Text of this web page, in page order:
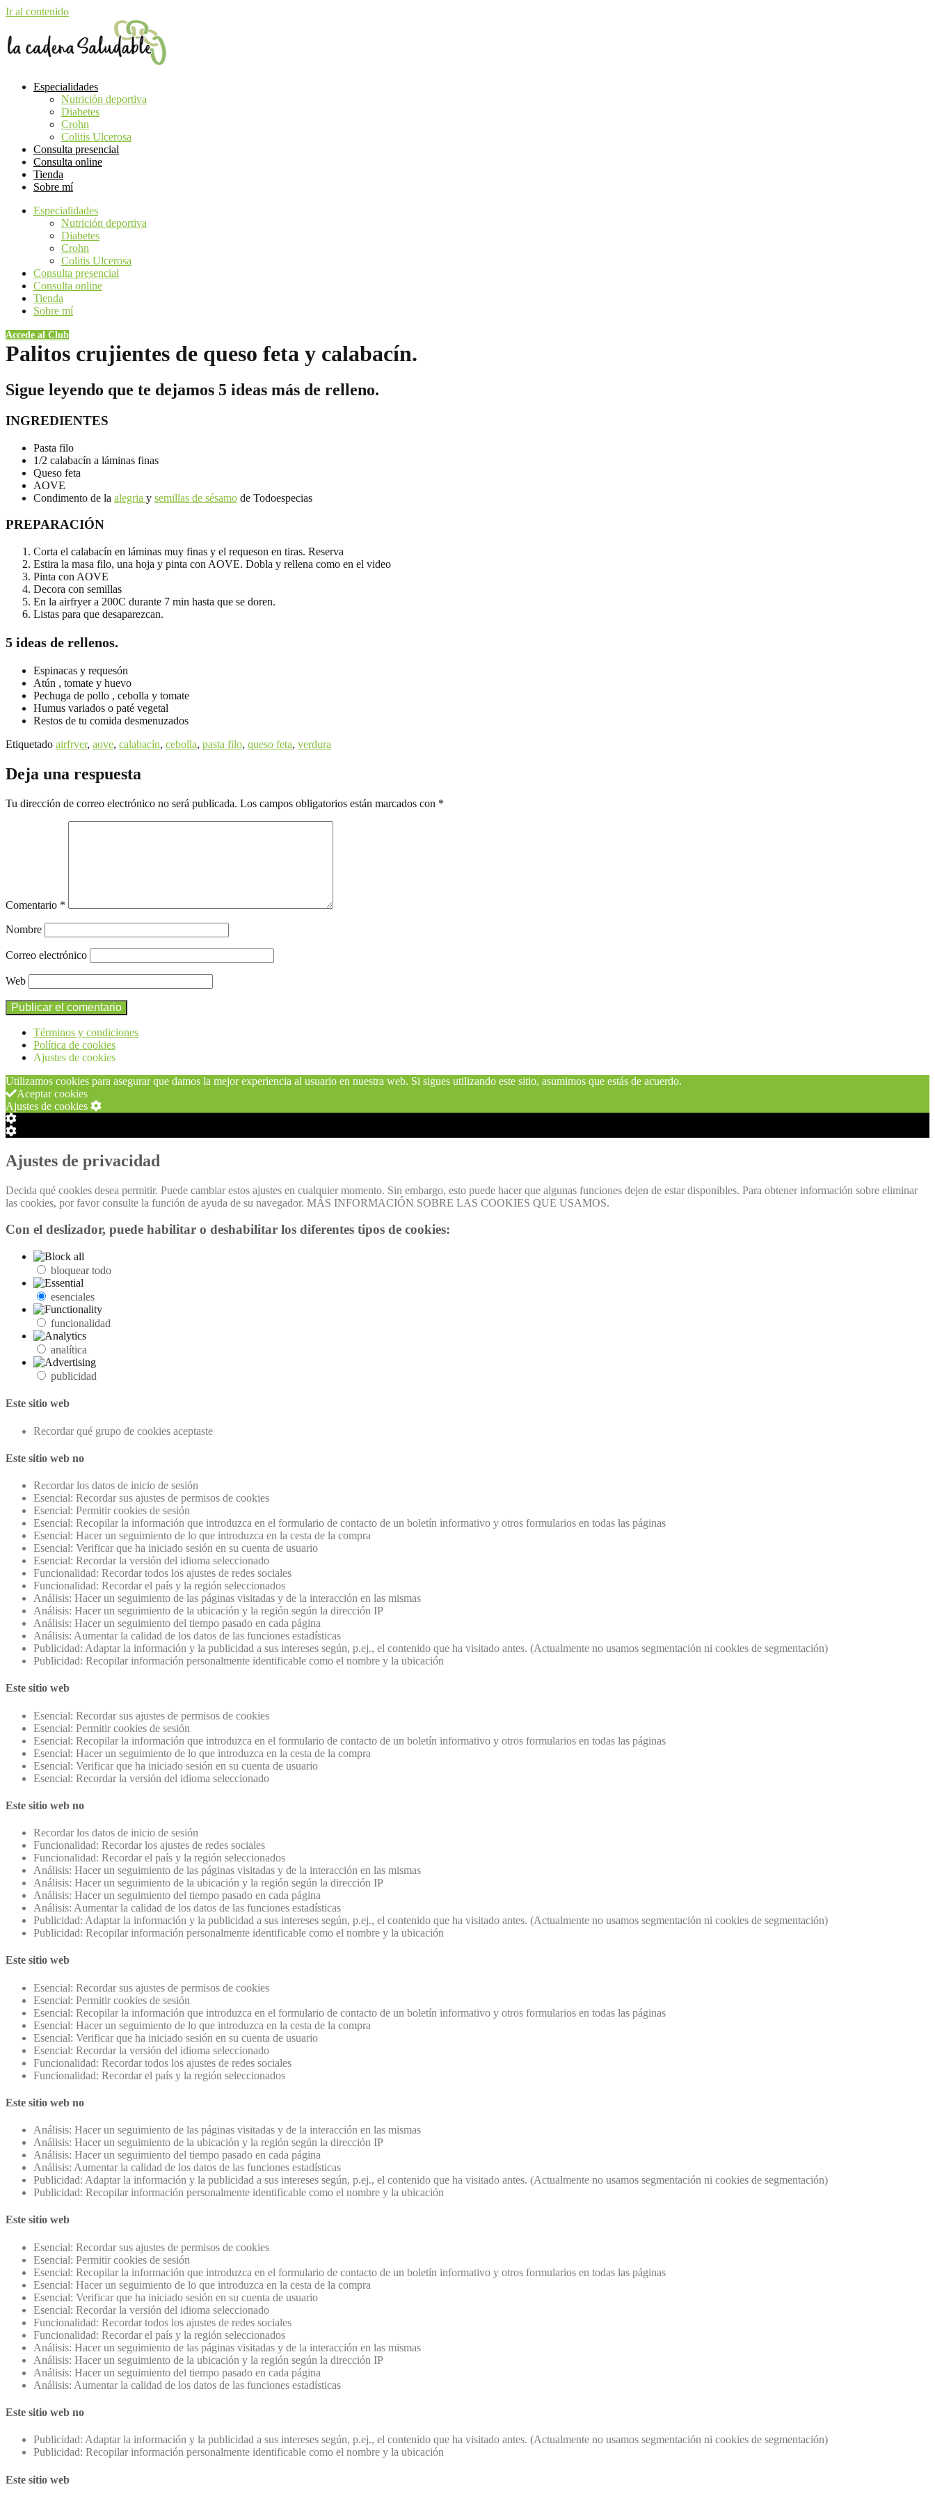
Ir al contenido
Especialidades
Nutrición deportiva
Diabetes
Crohn
Colitis Ulcerosa
Consulta presencial
Consulta online
Tienda
Sobre mí
Especialidades
Nutrición deportiva
Diabetes
Crohn
Colitis Ulcerosa
Consulta presencial
Consulta online
Tienda
Sobre mí
Accede al Club
Palitos crujientes de queso feta y calabacín.
Sigue leyendo que te dejamos 5 ideas más de relleno.
INGREDIENTES
Pasta filo
1/2 calabacín a láminas finas
Queso feta
AOVE
Condimento de la alegria y semillas de sésamo de Todoespecias
PREPARACIÓN
Corta el calabacín en láminas muy finas y el requeson en tiras. Reserva
Estira la masa filo, una hoja y pinta con AOVE. Dobla y rellena como en el video
Pinta con AOVE
Decora con semillas
En la airfryer a 200C durante 7 min hasta que se doren.
Listas para que desaparezcan.
5 ideas de rellenos.
Espinacas y requesón
Atún , tomate y huevo
Pechuga de pollo , cebolla y tomate
Humus variados o paté vegetal
Restos de tu comida desmenuzados
Etiquetado airfryer, aove, calabacín, cebolla, pasta filo, queso feta, verdura
Deja una respuesta
Tu dirección de correo electrónico no será publicada. Los campos obligatorios están marcados con *
Comentario *
Nombre
Correo electrónico
Web
Términos y condiciones
Política de cookies
Ajustes de cookies
Utilizamos cookies para asegurar que damos la mejor experiencia al usuario en nuestra web. Si sigues utilizando este sitio, asumimos que estás de acuerdo.
Aceptar cookies
Ajustes de cookies
Configuración
de
Box
Configuración
Cookie
Box
Ajustes de privacidad
Decida qué cookies desea permitir. Puede cambiar estos ajustes en cualquier momento. Sin embargo, esto puede hacer que algunas funciones dejen de estar disponibles. Para obtener información sobre eliminar
las cookies, por favor consulte la función de ayuda de su navegador. MÁS INFORMACIÓN SOBRE LAS COOKIES QUE USAMOS.
Con el deslizador, puede habilitar o deshabilitar los diferentes tipos de cookies:
bloquear todo
esenciales
funcionalidad
analítica
publicidad
Este sitio web
Recordar qué grupo de cookies aceptaste
Este sitio web no
Recordar los datos de inicio de sesión
Esencial: Recordar sus ajustes de permisos de cookies
Esencial: Permitir cookies de sesión
Esencial: Recopilar la información que introduzca en el formulario de contacto de un boletín informativo y otros formularios en todas las páginas
Esencial: Hacer un seguimiento de lo que introduzca en la cesta de la compra
Esencial: Verificar que ha iniciado sesión en su cuenta de usuario
Esencial: Recordar la versión del idioma seleccionado
Funcionalidad: Recordar todos los ajustes de redes sociales
Funcionalidad: Recordar el país y la región seleccionados
Análisis: Hacer un seguimiento de las páginas visitadas y de la interacción en las mismas
Análisis: Hacer un seguimiento de la ubicación y la región según la dirección IP
Análisis: Hacer un seguimiento del tiempo pasado en cada página
Análisis: Aumentar la calidad de los datos de las funciones estadísticas
Publicidad: Adaptar la información y la publicidad a sus intereses según, p.ej., el contenido que ha visitado antes. (Actualmente no usamos segmentación ni cookies de segmentación)
Publicidad: Recopilar información personalmente identificable como el nombre y la ubicación
Este sitio web
Esencial: Recordar sus ajustes de permisos de cookies
Esencial: Permitir cookies de sesión
Esencial: Recopilar la información que introduzca en el formulario de contacto de un boletín informativo y otros formularios en todas las páginas
Esencial: Hacer un seguimiento de lo que introduzca en la cesta de la compra
Esencial: Verificar que ha iniciado sesión en su cuenta de usuario
Esencial: Recordar la versión del idioma seleccionado
Este sitio web no
Recordar los datos de inicio de sesión
Funcionalidad: Recordar los ajustes de redes sociales
Funcionalidad: Recordar el país y la región seleccionados
Análisis: Hacer un seguimiento de las páginas visitadas y de la interacción en las mismas
Análisis: Hacer un seguimiento de la ubicación y la región según la dirección IP
Análisis: Hacer un seguimiento del tiempo pasado en cada página
Análisis: Aumentar la calidad de los datos de las funciones estadísticas
Publicidad: Adaptar la información y la publicidad a sus intereses según, p.ej., el contenido que ha visitado antes. (Actualmente no usamos segmentación ni cookies de segmentación)
Publicidad: Recopilar información personalmente identificable como el nombre y la ubicación
Este sitio web
Esencial: Recordar sus ajustes de permisos de cookies
Esencial: Permitir cookies de sesión
Esencial: Recopilar la información que introduzca en el formulario de contacto de un boletín informativo y otros formularios en todas las páginas
Esencial: Hacer un seguimiento de lo que introduzca en la cesta de la compra
Esencial: Verificar que ha iniciado sesión en su cuenta de usuario
Esencial: Recordar la versión del idioma seleccionado
Funcionalidad: Recordar todos los ajustes de redes sociales
Funcionalidad: Recordar el país y la región seleccionados
Este sitio web no
Análisis: Hacer un seguimiento de las páginas visitadas y de la interacción en las mismas
Análisis: Hacer un seguimiento de la ubicación y la región según la dirección IP
Análisis: Hacer un seguimiento del tiempo pasado en cada página
Análisis: Aumentar la calidad de los datos de las funciones estadísticas
Publicidad: Adaptar la información y la publicidad a sus intereses según, p.ej., el contenido que ha visitado antes. (Actualmente no usamos segmentación ni cookies de segmentación)
Publicidad: Recopilar información personalmente identificable como el nombre y la ubicación
Este sitio web
Esencial: Recordar sus ajustes de permisos de cookies
Esencial: Permitir cookies de sesión
Esencial: Recopilar la información que introduzca en el formulario de contacto de un boletín informativo y otros formularios en todas las páginas
Esencial: Hacer un seguimiento de lo que introduzca en la cesta de la compra
Esencial: Verificar que ha iniciado sesión en su cuenta de usuario
Esencial: Recordar la versión del idioma seleccionado
Funcionalidad: Recordar todos los ajustes de redes sociales
Funcionalidad: Recordar el país y la región seleccionados
Análisis: Hacer un seguimiento de las páginas visitadas y de la interacción en las mismas
Análisis: Hacer un seguimiento de la ubicación y la región según la dirección IP
Análisis: Hacer un seguimiento del tiempo pasado en cada página
Análisis: Aumentar la calidad de los datos de las funciones estadísticas
Este sitio web no
Publicidad: Adaptar la información y la publicidad a sus intereses según, p.ej., el contenido que ha visitado antes. (Actualmente no usamos segmentación ni cookies de segmentación)
Publicidad: Recopilar información personalmente identificable como el nombre y la ubicación
Este sitio web